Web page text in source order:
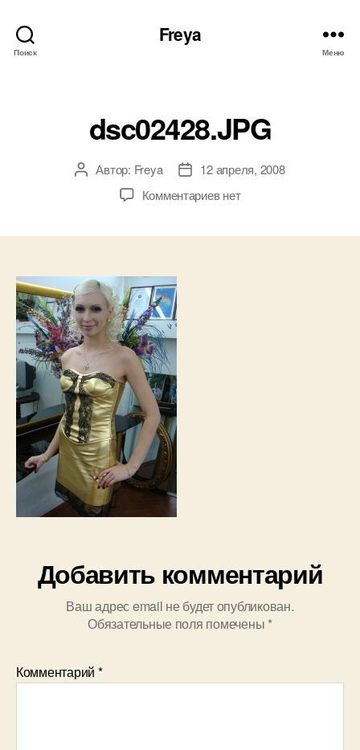
Поиск
Freya
Меню
dsc02428.JPG
АвторАвтор: Freya
Дата12 апреля, 2008
Комментариевк
нет
Добавить комментарий
Ваш адрес email не будет опубликован.
Обязательные поля помечены *
Комментарий *